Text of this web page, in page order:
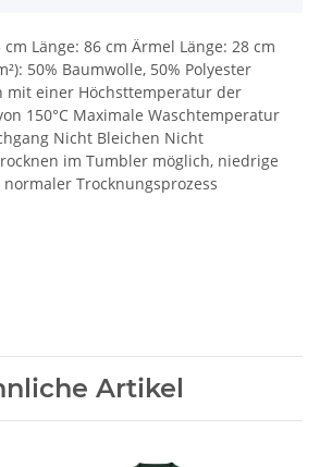
Länge: 86 cm Ärmel Länge: 28 cm
50% Baumwolle, 50% Polyester
mit einer Höchsttemperatur der
150°C Maximale Waschtemperatur
Nicht Bleichen Nicht
im Tumbler möglich, niedrige
normaler Trocknungsprozess
Artikel